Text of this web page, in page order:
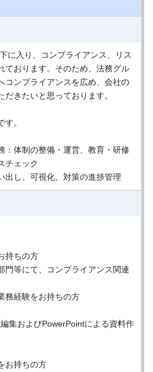
に入り、コンプライアンス、リス
ております。そのため、法務グル
コンプライアンスを広め、会社の
だきたいと思っております。
。
：体制の整備・運営、教育・研修
チェック
出し、可視化、対策の進捗管理
持ちの方
等にて、コンプライアンス関連
務経験をお持ちの方
集およびPowerPointによる資料作
お持ちの方